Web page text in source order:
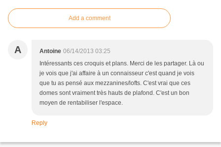
Add a comment
A Antoine 06/14/2013 03:25
Intéressants ces croquis et plans. Merci de les partager. Là ou
je vois que j'ai affaire à un connaisseur c'est quand je vois
que tu as pensé aux mezzanines/lofts. C'est vrai que ces
domes sont vraiment très hauts de plafond. C'est un bon
moyen de rentabiliser l'espace.
Reply